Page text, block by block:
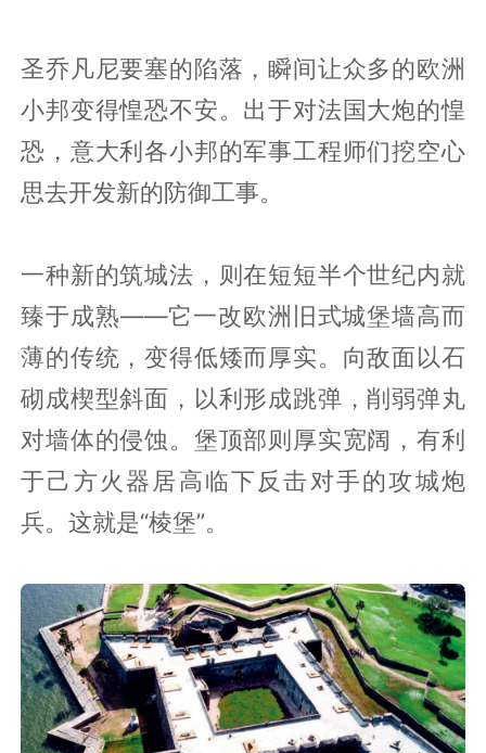
圣乔凡尼要塞的陷落，瞬间让众多的欧洲
小邦变得惶恐不安。出于对法国大炮的惶
恐，意大利各小邦的军事工程师们挖空心
思去开发新的防御工事。
一种新的筑城法，则在短短半个世纪内就
臻于成熟——它一改欧洲旧式城堡墙高而
薄的传统，变得低矮而厚实。向敌面以石
砌成楔型斜面，以利形成跳弹，削弱弹丸
对墙体的侵蚀。堡顶部则厚实宽阔，有利
于己方火器居高临下反击对手的攻城炮
兵。这就是“棱堡”。